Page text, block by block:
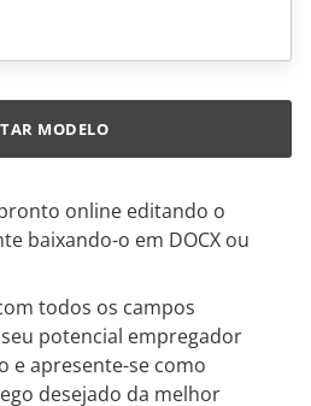
online editando o
baixando-o em DOCX ou
todos os campos
potencial empregador
e apresente-se como
desejado da melhor
MODELO